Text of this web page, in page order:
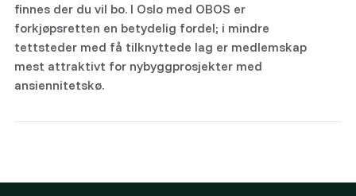
finnes der du vil bo. I Oslo med OBOS er
forkjøpsretten en betydelig fordel; i mindre
tettsteder med få tilknyttede lag er medlemskap
mest attraktivt for nybyggprosjekter med
ansiennitetskø.